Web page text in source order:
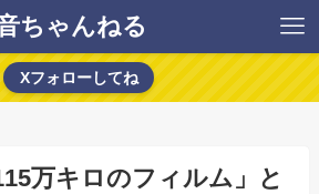
ちゃんねる
Xフォローしてね
万キロのフィルム」と